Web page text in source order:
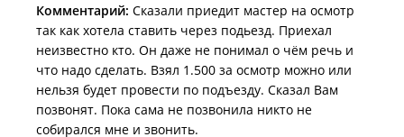
Комментарий: Сказали приедит мастер на осмотр
так как хотела ставить через подьезд. Приехал
неизвестно кто. Он даже не понимал о чëм речь и
что надо сделать. Взял 1.500 за осмотр можно или
нельзя будет провести по подъезду. Сказал Вам
позвонят. Пока сама не позвонила никто не
собирался мне и звонить.